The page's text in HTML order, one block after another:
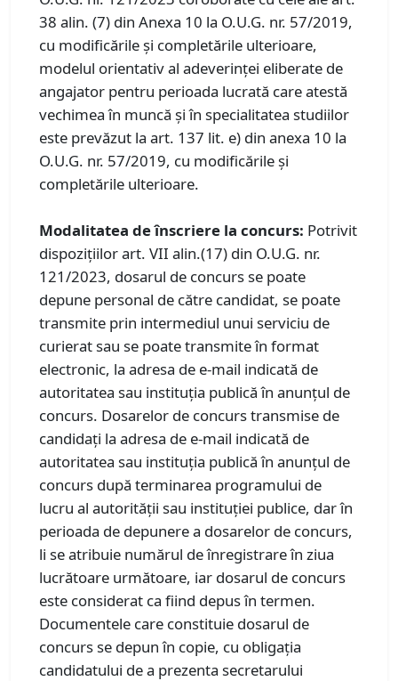
38 alin. (7) din Anexa 10 la O.U.G. nr. 57/2019,
cu modificările și completările ulterioare,
modelul orientativ al adeverinței eliberate de
angajator pentru perioada lucrată care atestă
vechimea în muncă și în specialitatea studiilor
este prevăzut la art. 137 lit. e) din anexa 10 la
O.U.G. nr. 57/2019, cu modificările și
completările ulterioare.
Modalitatea de înscriere la concurs: Potrivit
dispozițiilor art. VII alin.(17) din O.U.G. nr.
121/2023, dosarul de concurs se poate
depune personal de către candidat, se poate
transmite prin intermediul unui serviciu de
curierat sau se poate transmite în format
electronic, la adresa de e-mail indicată de
autoritatea sau instituția publică în anunțul de
concurs. Dosarelor de concurs transmise de
candidați la adresa de e-mail indicată de
autoritatea sau instituția publică în anunțul de
concurs după terminarea programului de
lucru al autorității sau instituției publice, dar în
perioada de depunere a dosarelor de concurs,
li se atribuie numărul de înregistrare în ziua
lucrătoare următoare, iar dosarul de concurs
este considerat ca fiind depus în termen.
Documentele care constituie dosarul de
concurs se depun în copie, cu obligația
candidatului de a prezenta secretarului